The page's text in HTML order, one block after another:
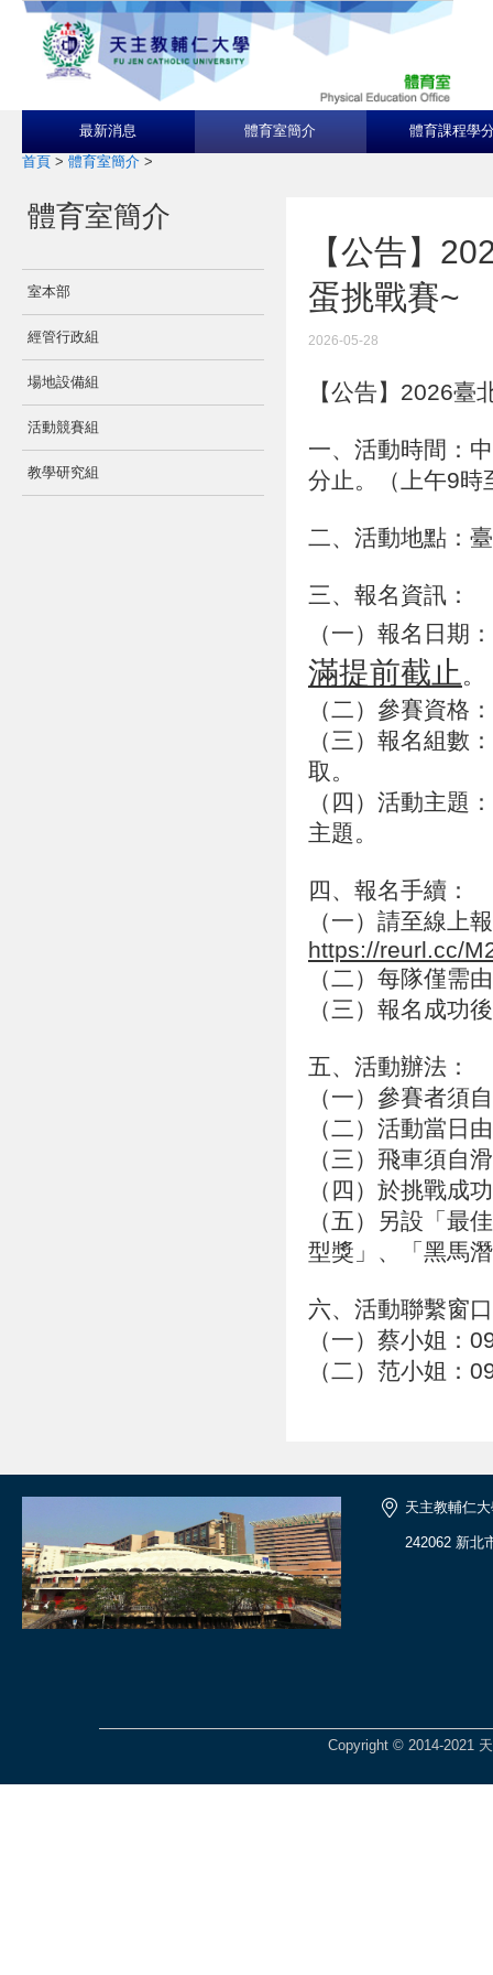
最新消息 體育室簡介 體育課程學
首頁 > 體育室簡介 >
體育室簡介
室本部
經管行政組
場地設備組
活動競賽組
教學研究組
【公告】
蛋挑戰賽~
2026-05-28
【公告】2026臺
一、活動時間：
分止。（上午9時
二、活動地點：
三、報名資訊：
（一）報名日期
滿提前截止 。
（二）參賽資格
（三）報名組數
取。
（四）活動主題
主題。
四、報名手續：
（一）請至線上
https://reurl.cc/
（二）每隊僅需
（三）報名成功
五、活動辦法：
（一）參賽者須
（二）活動當日
（三）飛車須自
（四）於挑戰成
（五）另設「最
型獎」、「黑馬
六、活動聯繫窗
（一）蔡小姐：
（二）范小姐：
天主教輔仁
242062 新北
Copyright © 2014-2021